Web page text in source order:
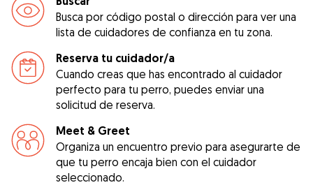
Busca por código postal o dirección para ver una
lista de cuidadores de confianza en tu zona.
Reserva tu cuidador/a
Cuando creas que has encontrado al cuidador
perfecto para tu perro, puedes enviar una
solicitud de reserva.
Meet & Greet
Organiza un encuentro previo para asegurarte de
que tu perro encaja bien con el cuidador
seleccionado.